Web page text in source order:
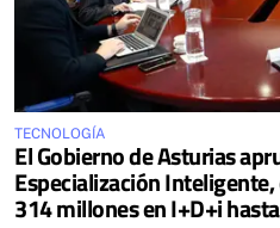
TECNOLOGÍA
El Gobierno de Asturias
Especialización
314 millones en I+D+i